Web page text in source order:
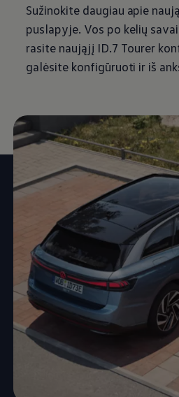
Sužinokite daugiau apie
puslapyje. Vos po kelių
rasite naująjį ID.7 Tourer
galėsite konfigūruoti ir iš